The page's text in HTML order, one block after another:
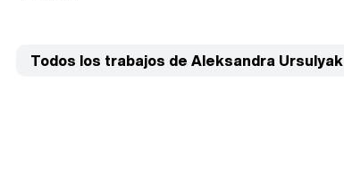
Todos los trabajos de Aleksandra Ursulyak